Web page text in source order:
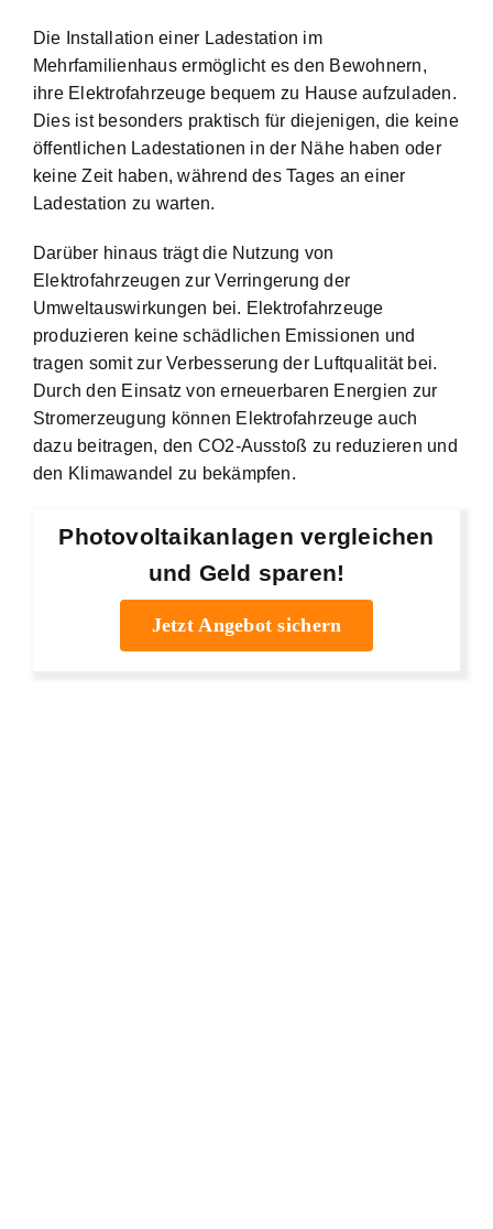
Die Installation einer Ladestation im
Mehrfamilienhaus ermöglicht es den Bewohnern,
ihre Elektrofahrzeuge bequem zu Hause aufzuladen.
Dies ist besonders praktisch für diejenigen, die keine
öffentlichen Ladestationen in der Nähe haben oder
keine Zeit haben, während des Tages an einer
Ladestation zu warten.
Darüber hinaus trägt die Nutzung von
Elektrofahrzeugen zur Verringerung der
Umweltauswirkungen bei. Elektrofahrzeuge
produzieren keine schädlichen Emissionen und
tragen somit zur Verbesserung der Luftqualität bei.
Durch den Einsatz von erneuerbaren Energien zur
Stromerzeugung können Elektrofahrzeuge auch
dazu beitragen, den CO2-Ausstoß zu reduzieren und
den Klimawandel zu bekämpfen.
Photovoltaikanlagen vergleichen
und Geld sparen!
Jetzt Angebot sichern